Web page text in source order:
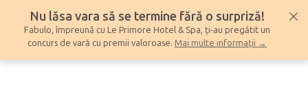
conținut
Nu lăsa vara să se termine fără o surpriză!
Fabulo, împreună cu Le Primore Hotel & Spa, ți-au pregătit un
concurs de vară cu premii valoroase. Mai multe informații →